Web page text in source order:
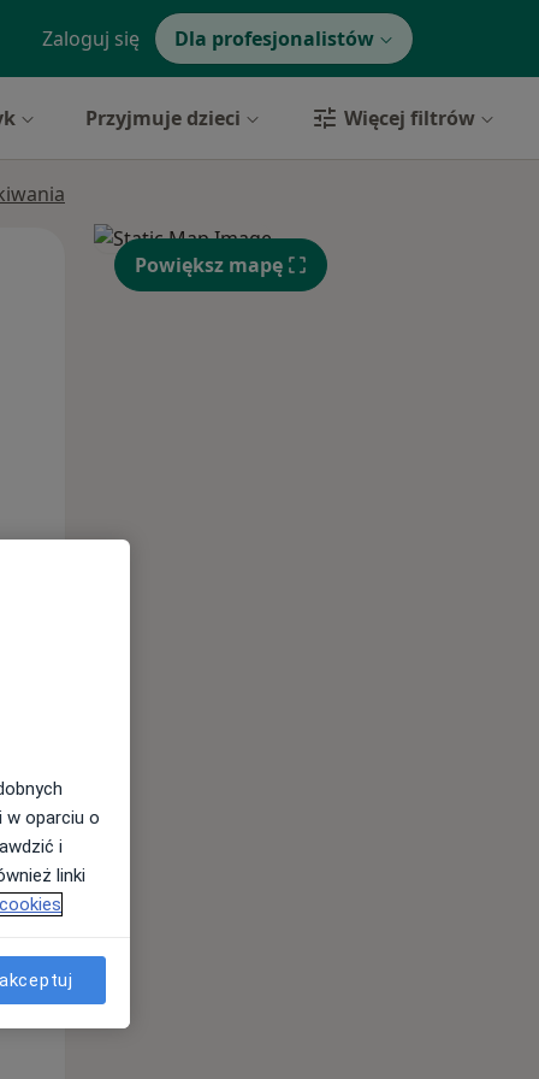
Zaloguj się Dla profesjonalistów
Przyjmuje dzieci Więcej filtrów
Pt, Sob,
Powiększ mapę
w oparciu o
i
linki